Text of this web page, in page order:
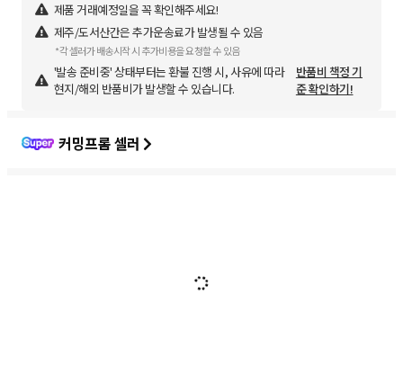
제품 거래예정일을 꼭 확인해주세요!
제주/도서산간은 추가운송료가 발생될 수 있음
*각 셀러가 배송시작 시 추가비용을 요청할 수 있음
'발송 준비중' 상태부터는 환불 진행 시, 사유에 따라
현지/해외 반품비가 발생할 수 있습니다.
반품비 책정 기
준 확인하기!
커밍프롬 셀러